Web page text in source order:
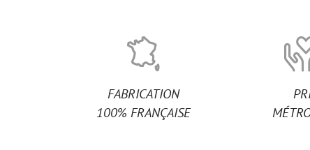
FABRICATION
100% FRANÇAISE